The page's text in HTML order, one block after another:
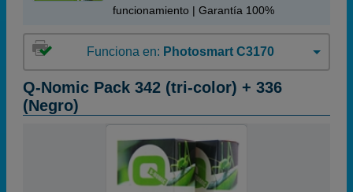
funcionamiento | Garantía 100%
Funciona en: Photosmart C3170
Q-Nomic Pack 342 (tri-color) + 336
(Negro)